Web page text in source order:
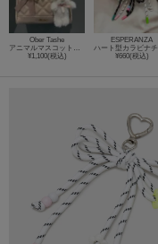
Ober Tashe
¥1,100(税込)
ESPERANZA
¥660(税込)